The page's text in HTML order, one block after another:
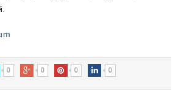
0 0 0 0